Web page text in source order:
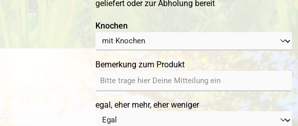
geliefert oder zur Abholung bereit
Knochen
Bemerkung zum Produkt
egal, eher mehr, eher weniger